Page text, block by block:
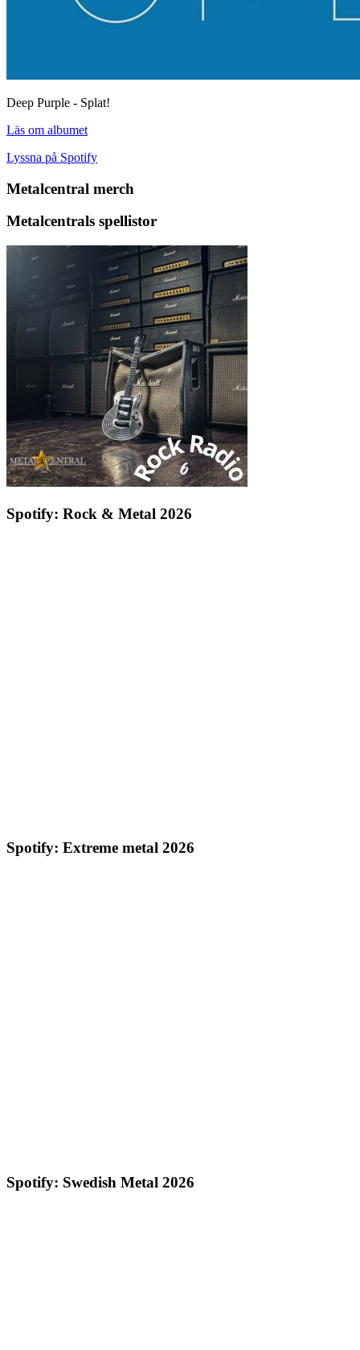
Deep Purple - Splat!
Läs om albumet
Lyssna på Spotify
Metalcentral merch
Metalcentrals spellistor
Spotify: Rock & Metal 2026
Spotify: Extreme metal 2026
Spotify: Swedish Metal 2026